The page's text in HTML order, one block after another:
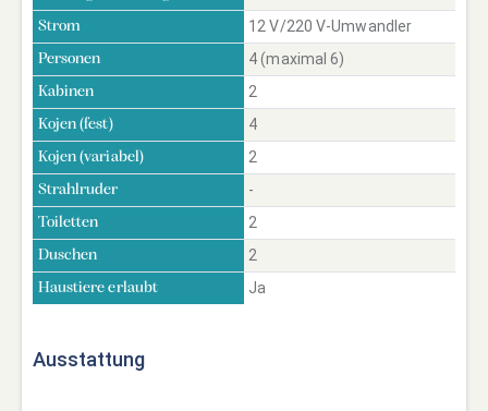
Strom 12 V/220 V-Umwandler
Personen 4 (maximal 6)
Kabinen 2
Kojen (fest) 4
Kojen (variabel) 2
Strahlruder -
Toiletten 2
Duschen 2
Haustiere erlaubt Ja
Ausstattung